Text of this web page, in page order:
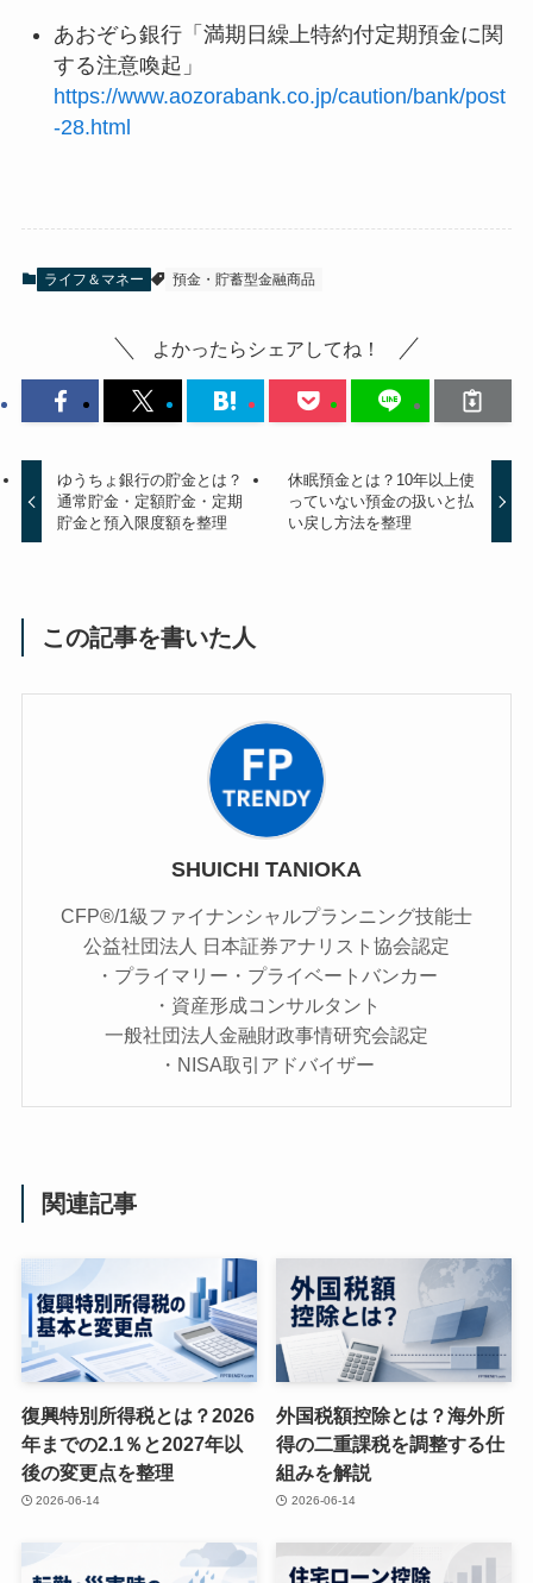
あおぞら銀行「満期日繰上特約付定期預金に関
する注意喚起」
https://www.aozorabank.co.jp/caution/bank/post
-28.html
ライフ＆マネー 預金・貯蓄型金融商品
よかったらシェアしてね！
ゆうちょ銀行の貯金とは？
通常貯金・定額貯金・定期
貯金と預入限度額を整理
休眠預金とは？10年以上使
っていない預金の扱いと払
い戻し方法を整理
この記事を書いた人
SHUICHI TANIOKA
CFP®/1級ファイナンシャルプランニング技能士
公益社団法人 日本証券アナリスト協会認定
・プライマリー・プライベートバンカー
・資産形成コンサルタント
一般社団法人金融財政事情研究会認定
・NISA取引アドバイザー
関連記事
復興特別所得税とは？2026
年までの2.1％と2027年以
後の変更点を整理
2026-06-14
外国税額控除とは？海外所
得の二重課税を調整する仕
組みを解説
2026-06-14